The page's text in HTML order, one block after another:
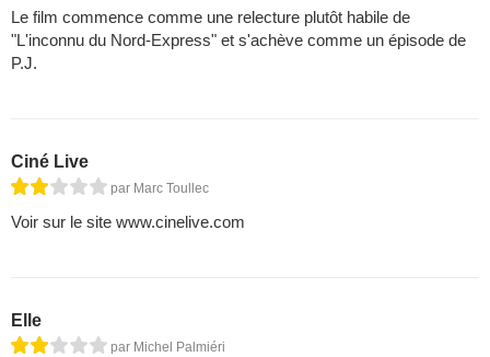
Le film commence comme une relecture plutôt habile de
"L'inconnu du Nord-Express" et s'achève comme un épisode de
P.J.
Ciné Live
par Marc Toullec
Voir sur le site www.cinelive.com
Elle
par Michel Palmiéri